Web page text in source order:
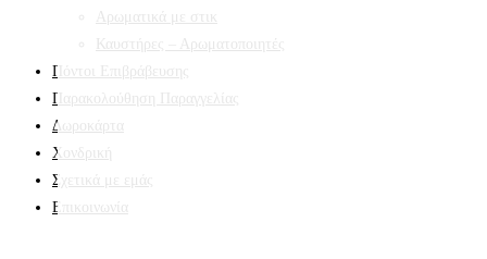
Αρωματικά με στικ
Καυστήρες – Αρωματοποιητές
Πόντοι Επιβράβευσης
Παρακολούθηση Παραγγελίας
Δωροκάρτα
Χονδρική
Σχετικά με εμάς
Επικοινωνία